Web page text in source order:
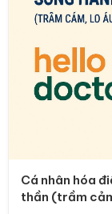
Cá nhân hóa
thần (trầm